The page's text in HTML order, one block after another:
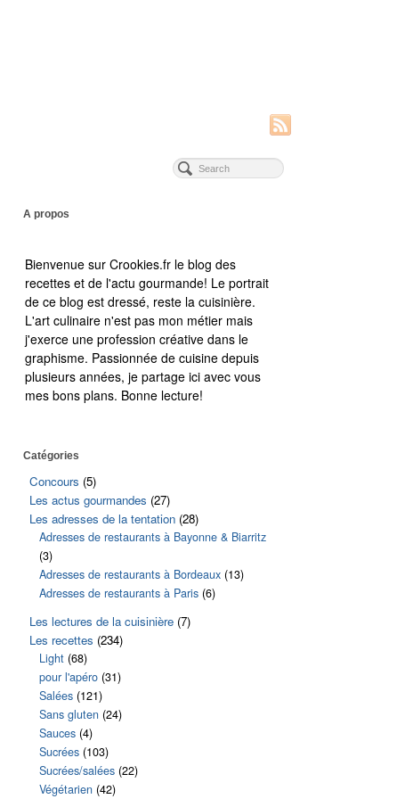
A propos
Bienvenue sur Crookies.fr le blog des
recettes et de l'actu gourmande! Le portrait
de ce blog est dressé, reste la cuisinière.
L'art culinaire n'est pas mon métier mais
j'exerce une profession créative dans le
graphisme. Passionnée de cuisine depuis
plusieurs années, je partage ici avec vous
mes bons plans. Bonne lecture!
Catégories
Concours (5)
Les actus gourmandes (27)
Les adresses de la tentation (28)
Adresses de restaurants à Bayonne & Biarritz
(3)
Adresses de restaurants à Bordeaux (13)
Adresses de restaurants à Paris (6)
Les lectures de la cuisinière (7)
Les recettes (234)
Light (68)
pour l'apéro (31)
Salées (121)
Sans gluten (24)
Sauces (4)
Sucrées (103)
Sucrées/salées (22)
Végétarien (42)